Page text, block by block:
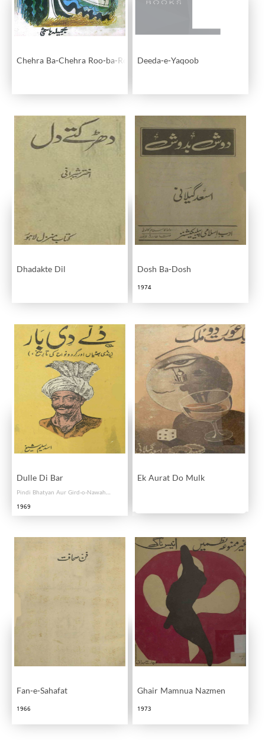
Chehra Ba-Chehra Roo-ba-Roo Deeda-e-Yaqoob
Dhadakte Dil Dosh Ba-Dosh
1974
Dulle Di Bar
Pindi Bhatyan Aur Gird-o-Nawah Ki Tareekh
1969
Ek Aurat Do Mulk
Fan-e-Sahafat
1966
Ghair Mamnua Nazmen
1973